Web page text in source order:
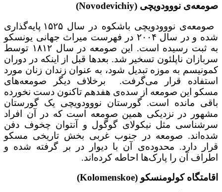
صومعه‌ی نووودویچی (Novodevichiy)
صومعه‌ی نووودویچی باشکوه در سال ۱۵۲۵ پایه‌گذاری
شده و در سال ۲۰۰۴ در فهرست میراث جهانی یونسکو
به ثبت رسیده است. این صومعه در سال ۱۸۱۲ توسط
سربازان ناپلئون تسخیر شد. بعدها قبل از اینکه در دوران
کمونیسم به موزه تبدیل شود، به عنوان زندان زنان مورد
استفاده قرار می‌گرفت. برخلاف دیگر صومعه‌های
مسکو این صومعه از سده‌ی هفدهم تاکنون دست ‌نخورده
باقی ‌مانده ‌است. گورستان نووودویچی یک گورستان
مشهور در نزدیکی همین صومعه است که در آن افراد
سرشناسی مثل نیکولای گوگول و آنتوان چخوف دفن
شده‌اند. صومعه در جنوب غربی بخش تاریخی مسکو
قرار دارد. محدوده‌ی آن با دیوار در بر گرفته شده و
اطراف آن را پارک‌ها احاطه کرده‌اند.
اقامتگاه کولومنسکو (Kolomenskoe)